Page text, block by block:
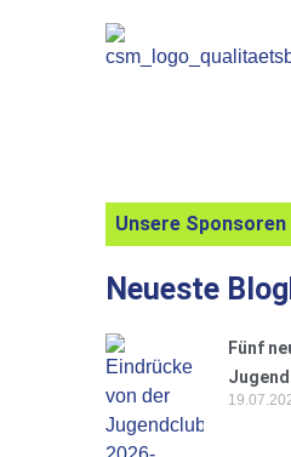
Unsere Sponsoren
Neueste
Fünf